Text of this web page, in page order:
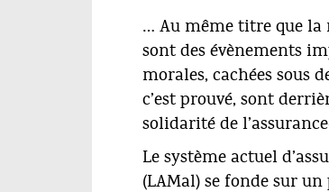
… Au même titre que la
sont des évènements
morales, cachées sous
c’est prouvé, sont
solidarité de
Le système actuel
(LAMal) se fonde sur